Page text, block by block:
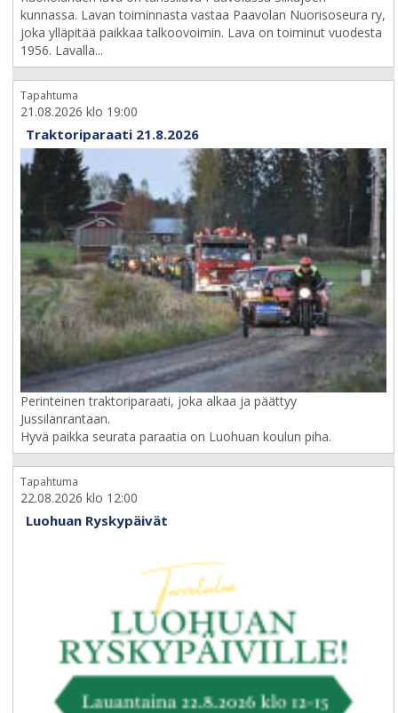
kunnassa. Lavan toiminnasta vastaa Paavolan Nuorisoseura ry,
joka ylläpitää paikkaa talkoovoimin. Lava on toiminut vuodesta
1956. Lavalla...
Tapahtuma
21.08.2026 klo 19:00
Traktoriparaati 21.8.2026
Perinteinen traktoriparaati, joka alkaa ja päättyy
Jussilanrantaan.
Hyvä paikka seurata paraatia on Luohuan koulun piha.
Tapahtuma
22.08.2026 klo 12:00
Luohuan Ryskypäivät